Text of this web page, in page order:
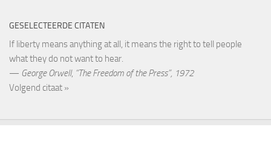
GESELECTEERDE CITATEN
If liberty means anything at all, it means the right to tell people
what they do not want to hear.
— George Orwell, “The Freedom of the Press”, 1972
Volgend citaat »